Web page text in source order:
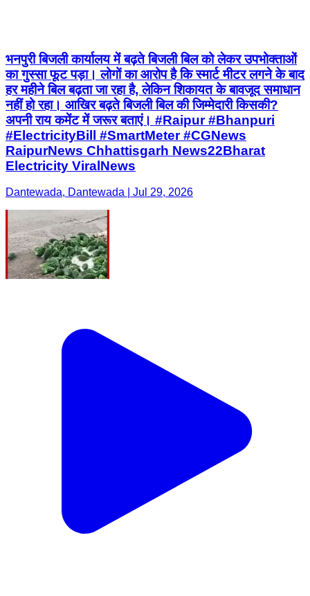
भनपुरी बिजली कार्यालय में बढ़ते बिजली बिल को लेकर उपभोक्ताओं
का गुस्सा फूट पड़ा। लोगों का आरोप है कि स्मार्ट मीटर लगने के बाद
हर महीने बिल बढ़ता जा रहा है, लेकिन शिकायत के बावजूद समाधान
नहीं हो रहा। आखिर बढ़ते बिजली बिल की जिम्मेदारी किसकी?
अपनी राय कमेंट में जरूर बताएं। #Raipur #Bhanpuri
#ElectricityBill #SmartMeter #CGNews
RaipurNews Chhattisgarh News22Bharat
Electricity ViralNews
Dantewada, Dantewada | Jul 29, 2026